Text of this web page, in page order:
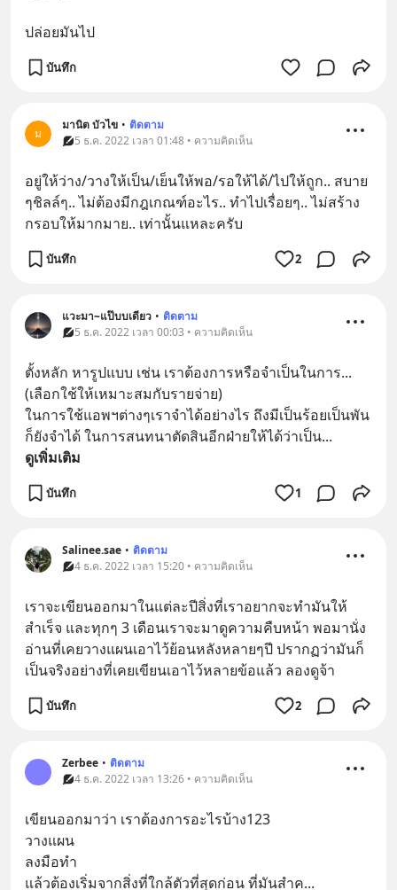
ปล่อยมันไป
บันทึก
ม
มานิต บัวไข • ติดตาม
5 ธ.ค. 2022 เวลา 01:48 • ความคิดเห็น
อยู่​ให้​ว่าง​/วาง​ให้เป็น​/เย็น​ให้​พอ​/รอ​ให้​ได้​/ไป​ให้​ถูก.. สบาย​
ๆ​ชิลล์​ๆ.. ไม่​ต้อง​มี​กฎเกณฑ์​อะไร.. ทำ​ไป​เรื่อย​ๆ.. ไม่​สร้าง​
กรอบ​ให้​มาก​มาย.. เท่า​นั้นแหละ​ครับ​
บันทึก 2
แวะมา~แป๊บบเดียว • ติดตาม
5 ธ.ค. 2022 เวลา 00:03 • ความคิดเห็น
ตั้งหลัก หารูปแบบ เช่น เราต้องการหรือจำเป็นในการ...
(เลือกใช้ให้เหมาะสมกับรายจ่าย)
ในการใช้แอพฯต่างๆเราจำได้อย่างไร ถึงมีเป็นร้อยเป็นพัน
ก็ยังจำได้ ในการสนทนาตัดสินอีกฝ่ายให้ได้ว่าเป็น...
ดูเพิ่มเติม
บันทึก 1
Salinee.sae • ติดตาม
4 ธ.ค. 2022 เวลา 15:20 • ความคิดเห็น
เราจะเขียนออกมาในแต่ละปีสิ่งที่เราอยากจะทำมันให้
สำเร็จ และทุกๆ 3 เดือนเราจะมาดูความคืบหน้า พอมานั่ง
อ่านที่เคยวางแผนเอาไว้ย้อนหลังหลายๆปี ปรากฏว่ามันก็
เป็นจริงอย่างที่เคยเขียนเอาไว้หลายข้อแล้ว ลองดูจ้า
บันทึก 2
Zerbee • ติดตาม
4 ธ.ค. 2022 เวลา 13:26 • ความคิดเห็น
เขียนออกมาว่า เราต้องการอะไรบ้าง123
วางแผน
ลงมือทำ
แล้วต้องเริ่มจากสิ่งที่ใกล้ตัวที่สุดก่อน ที่มันสำค...